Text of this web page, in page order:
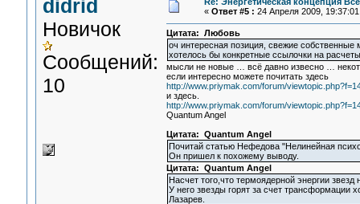
didrid
Новичок
Сообщений:
10
« Ответ #5 : 24 Апреля 2009,
Цитата: Любовь
оч интересная позиция, свежие собственные
хотелось бы конкретные ссылочки на
мысли не новые … всё давно извесно …
если интересно можете почитать здесь
http://www.priymak.com/forum/
и здесь.
http://www.priymak.com/forum/
Quantum Angel
Цитата: Quantum Angel
Почитай статью Нефедова "Нелинейная
Он пришел к похожему выводу.
Цитата: Quantum Angel
Насчет того,что термоядерной энергии
У него звезды горят за счет
Лазарев.